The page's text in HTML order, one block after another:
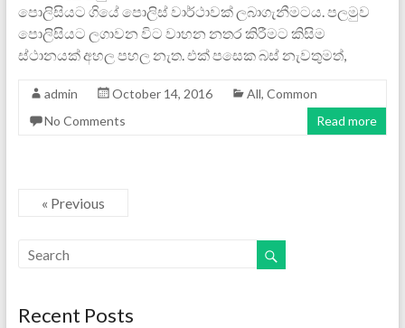
පොලිසියට ගියේ පොලිස් වාර්ථාවක් ලබාගැනීමටය. පලමුව
පොලිසියට ලගාවන විට වාහන නතර කිරීමට කිසිම
ස්ථානයක් අහල පහල නැත. එක් පසෙක බස් නැවතුමත්,
admin October 14, 2016 All, Common
No Comments
Read more
« Previous
Recent Posts